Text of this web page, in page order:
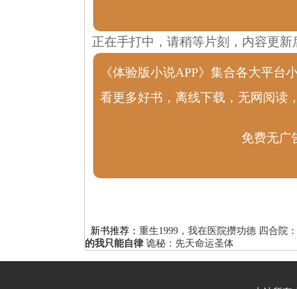
正在手打中，请稍等片刻，内容更新
《体验版小说APP》集合各大平台
看更多好书，离线下载，无网阅读
免费无广
新书推荐： 重生1999，我在医院攒功德 四合院
的我只能自律 诡秘：先天命运圣体